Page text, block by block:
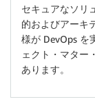
セキュアなソリ
的およびアーキ
様が DevOps を
ェクト・マター
あります。